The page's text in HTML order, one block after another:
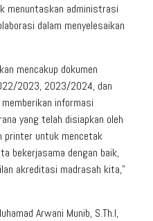
menuntaskan administrasi
dalam menyelesaikan
mencakup dokumen
2023, 2023/2024, dan
informasi
yang telah disiapkan oleh
printer untuk mencetak
bekerjasama dengan baik,
akreditasi madrasah kita,”
Arwani Munib, S.Th.I,